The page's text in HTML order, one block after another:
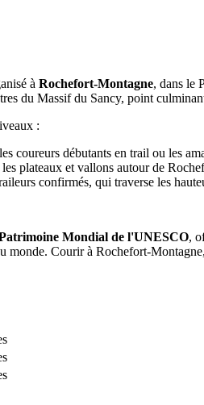
à Rochefort-Montagne, dans le
du Massif du Sancy, point
:
coureurs débutants en trail ou les
plateaux et vallons autour de
confirmés, qui traverse les
Mondial de l'UNESCO,
monde. Courir à Rochefort-